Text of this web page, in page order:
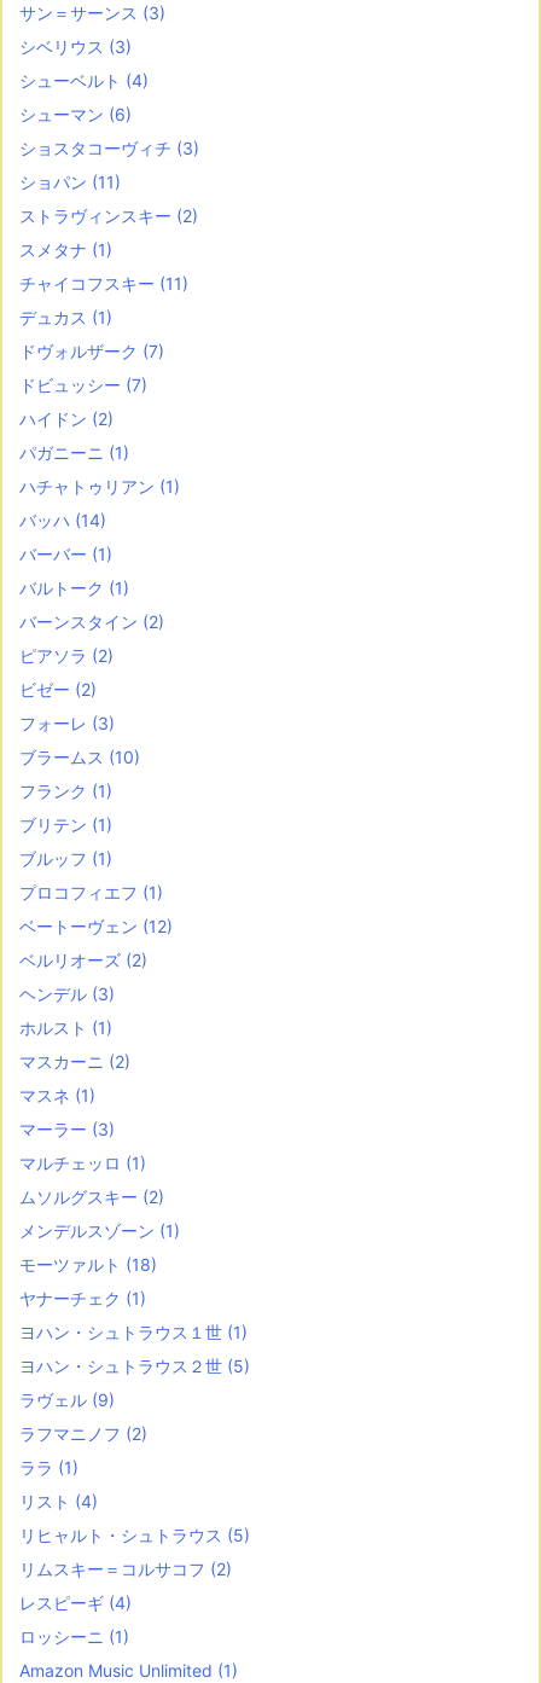
サン＝サーンス (3)
シベリウス (3)
シューベルト (4)
シューマン (6)
ショスタコーヴィチ (3)
ショパン (11)
ストラヴィンスキー (2)
スメタナ (1)
チャイコフスキー (11)
デュカス (1)
ドヴォルザーク (7)
ドビュッシー (7)
ハイドン (2)
パガニーニ (1)
ハチャトゥリアン (1)
バッハ (14)
バーバー (1)
バルトーク (1)
バーンスタイン (2)
ピアソラ (2)
ビゼー (2)
フォーレ (3)
ブラームス (10)
フランク (1)
ブリテン (1)
ブルッフ (1)
プロコフィエフ (1)
ベートーヴェン (12)
ベルリオーズ (2)
ヘンデル (3)
ホルスト (1)
マスカーニ (2)
マスネ (1)
マーラー (3)
マルチェッロ (1)
ムソルグスキー (2)
メンデルスゾーン (1)
モーツァルト (18)
ヤナーチェク (1)
ヨハン・シュトラウス１世 (1)
ヨハン・シュトラウス２世 (5)
ラヴェル (9)
ラフマニノフ (2)
ララ (1)
リスト (4)
リヒャルト・シュトラウス (5)
リムスキー＝コルサコフ (2)
レスピーギ (4)
ロッシーニ (1)
Amazon Music Unlimited (1)